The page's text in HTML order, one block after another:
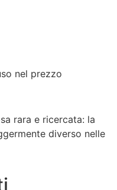
nel prezzo
rara e ricercata: la
diverso nelle